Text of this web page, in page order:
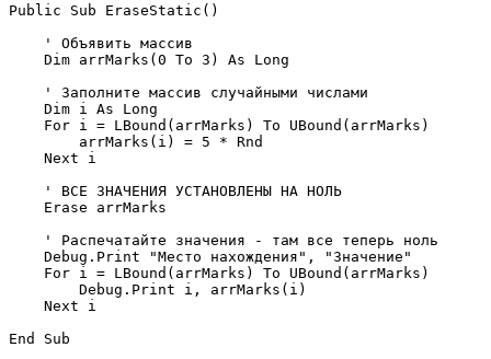
Public Sub EraseStatic()
    ' Объявить массив
    Dim arrMarks(0 To 3) As Long
    ' Заполните массив случайными числами
    Dim i As Long
    For i = LBound(arrMarks) To UBound(arrMarks)
        arrMarks(i) = 5 * Rnd
    Next i
    ' ВСЕ ЗНАЧЕНИЯ УСТАНОВЛЕНЫ НА НОЛЬ
    Erase arrMarks
    ' Распечатайте значения - там все теперь ноль
    Debug.Print "Место нахождения", "Значение"
    For i = LBound(arrMarks) To UBound(arrMarks)
        Debug.Print i, arrMarks(i)
    Next i